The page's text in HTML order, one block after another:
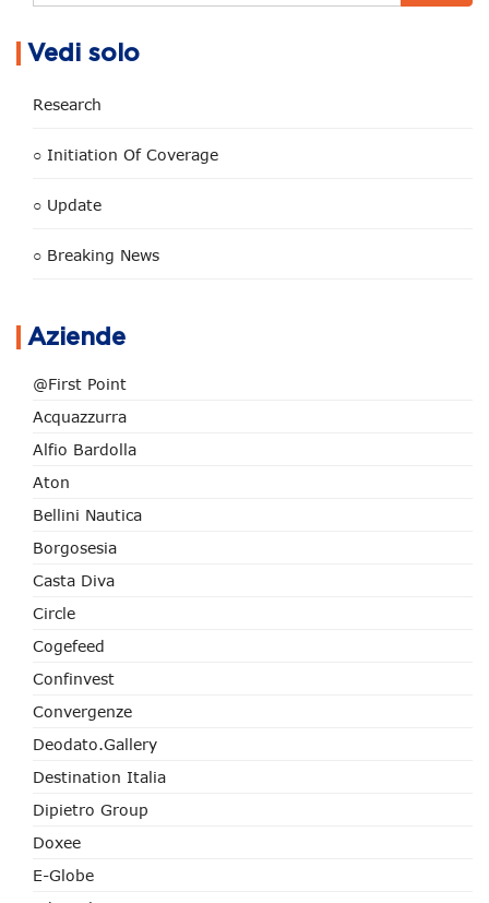
Vedi solo
Research
○ Initiation Of Coverage
○ Update
○ Breaking News
Aziende
@First Point
Acquazzurra
Alfio Bardolla
Aton
Bellini Nautica
Borgosesia
Casta Diva
Circle
Cogefeed
Confinvest
Convergenze
Deodato.Gallery
Destination Italia
Dipietro Group
Doxee
E-Globe